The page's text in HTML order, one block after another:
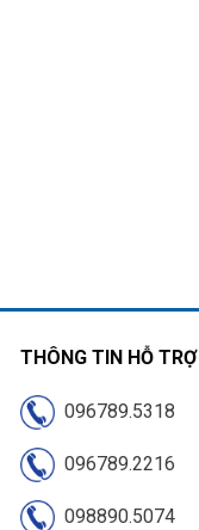
THÔNG TIN HỖ TRỢ
096789.5318
096789.2216
098890.5074